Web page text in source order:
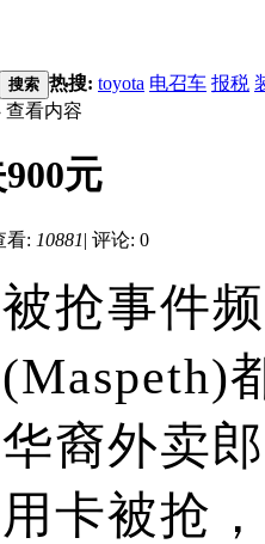
搜索 热搜: toyota 电召车 报税
查看内容
元
看: 10881| 评论: 0
抢事件
裔外卖
卡被抢